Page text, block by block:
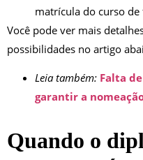
matrícula do curso
Você pode ver mais
possibilidades no artigo
Leia também: Falta
garantir a
Quando o